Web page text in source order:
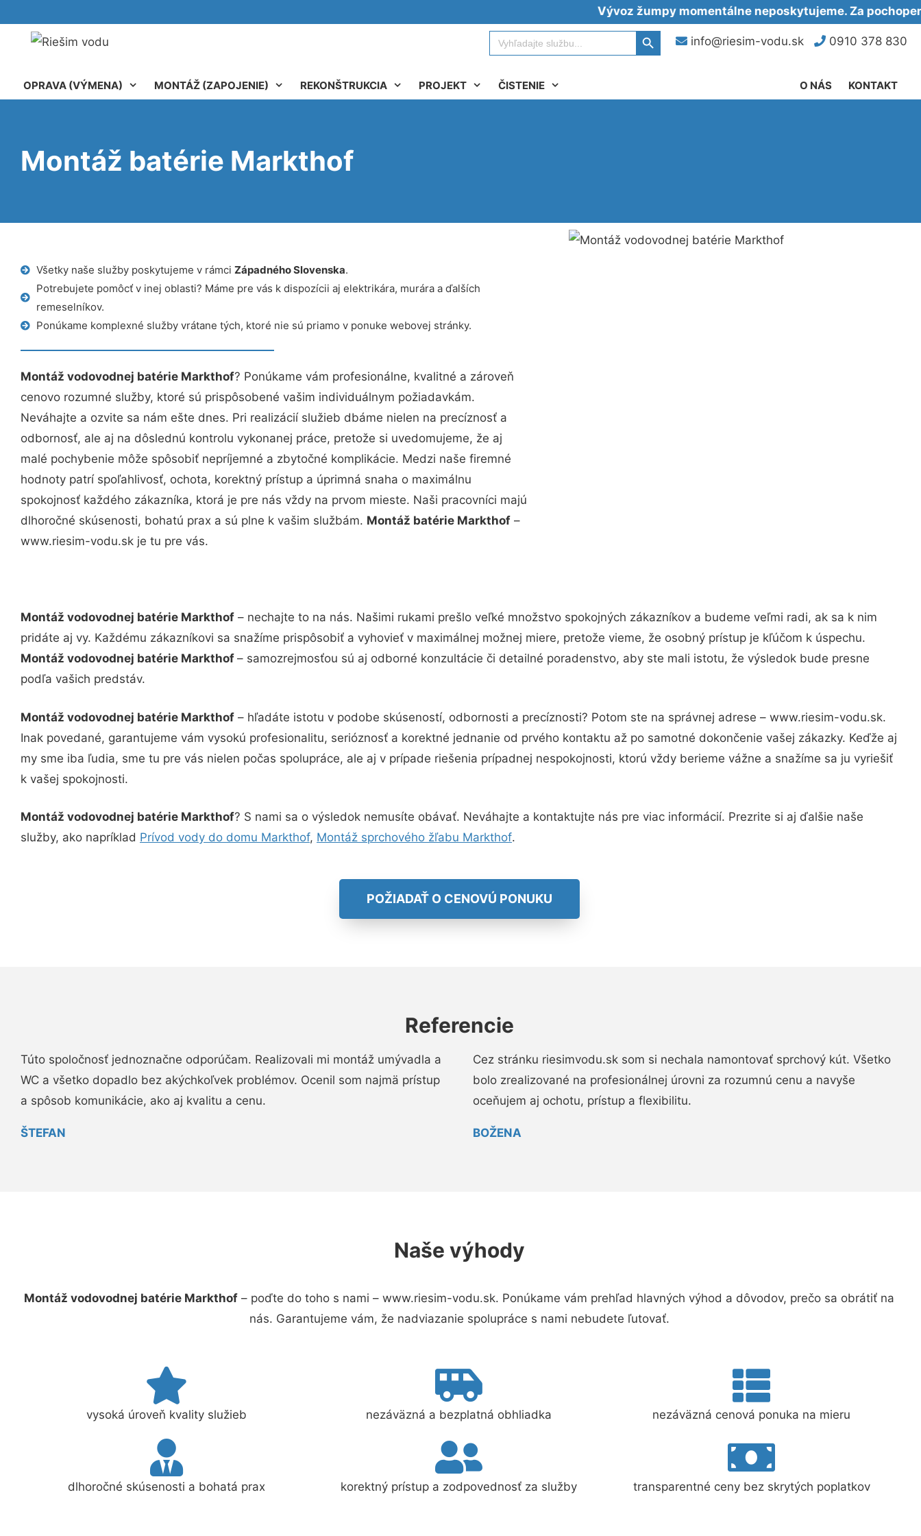
Vývoz žumpy momentálne neposkytujeme. Za pochopenie
info@riesim-vodu.sk 0910 378 830
Search
for:
Search Button
OPRAVA (VÝMENA) MONTÁŽ (ZAPOJENIE) REKONŠTRUKCIA PROJEKT ČISTENIE KONTAKT
O NÁS
Montáž batérie Markthof
Všetky naše služby poskytujeme v rámci Západného Slovenska.
Potrebujete pomôcť v inej oblasti? Máme pre vás k dispozícii aj elektrikára, murára a ďalších
remeselníkov.
Ponúkame komplexné služby vrátane tých, ktoré nie sú priamo v ponuke webovej stránky.
Montáž vodovodnej batérie Markthof? Ponúkame vám profesionálne, kvalitné a zároveň
cenovo rozumné služby, ktoré sú prispôsobené vašim individuálnym požiadavkám.
Neváhajte a ozvite sa nám ešte dnes. Pri realizácií služieb dbáme nielen na precíznosť a
odbornosť, ale aj na dôslednú kontrolu vykonanej práce, pretože si uvedomujeme, že aj
malé pochybenie môže spôsobiť nepríjemné a zbytočné komplikácie. Medzi naše firemné
hodnoty patrí spoľahlivosť, ochota, korektný prístup a úprimná snaha o maximálnu
spokojnosť každého zákazníka, ktorá je pre nás vždy na prvom mieste. Naši pracovníci majú
dlhoročné skúsenosti, bohatú prax a sú plne k vašim službám. Montáž batérie Markthof –
www.riesim-vodu.sk je tu pre vás.
Montáž vodovodnej batérie Markthof – nechajte to na nás. Našimi rukami prešlo veľké množstvo spokojných zákazníkov a budeme veľmi radi, ak sa k nim
pridáte aj vy. Každému zákazníkovi sa snažíme prispôsobiť a vyhovieť v maximálnej možnej miere, pretože vieme, že osobný prístup je kľúčom k úspechu.
Montáž vodovodnej batérie Markthof – samozrejmosťou sú aj odborné konzultácie či detailné poradenstvo, aby ste mali istotu, že výsledok bude presne
podľa vašich predstáv.
Montáž vodovodnej batérie Markthof – hľadáte istotu v podobe skúseností, odbornosti a precíznosti? Potom ste na správnej adrese – www.riesim-vodu.sk.
Inak povedané, garantujeme vám vysokú profesionalitu, serióznosť a korektné jednanie od prvého kontaktu až po samotné dokončenie vašej zákazky. Keďže aj
my sme iba ľudia, sme tu pre vás nielen počas spolupráce, ale aj v prípade riešenia prípadnej nespokojnosti, ktorú vždy berieme vážne a snažíme sa ju vyriešiť
k vašej spokojnosti.
Montáž vodovodnej batérie Markthof? S nami sa o výsledok nemusíte obávať. Neváhajte a kontaktujte nás pre viac informácií. Prezrite si aj ďalšie naše
služby, ako napríklad Prívod vody do domu Markthof, Montáž sprchového žľabu Markthof.
POŽIADAŤ O CENOVÚ PONUKU
Referencie
Túto spoločnosť jednoznačne odporúčam. Realizovali mi montáž umývadla a
WC a všetko dopadlo bez akýchkoľvek problémov. Ocenil som najmä prístup
a spôsob komunikácie, ako aj kvalitu a cenu.
ŠTEFAN
Cez stránku riesimvodu.sk som si nechala namontovať sprchový kút. Všetko
bolo zrealizované na profesionálnej úrovni za rozumnú cenu a navyše
oceňujem aj ochotu, prístup a flexibilitu.
BOŽENA
Naše výhody
Montáž vodovodnej batérie Markthof – poďte do toho s nami – www.riesim-vodu.sk. Ponúkame vám prehľad hlavných výhod a dôvodov, prečo sa obrátiť na
nás. Garantujeme vám, že nadviazanie spolupráce s nami nebudete ľutovať.
vysoká úroveň kvality služieb nezáväzná a bezplatná obhliadka nezáväzná cenová ponuka na mieru
dlhoročné skúsenosti a bohatá prax korektný prístup a zodpovednosť za služby transparentné ceny bez skrytých poplatkov